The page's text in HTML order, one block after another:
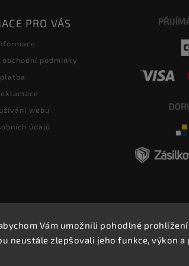
Vám umožnili pohodlné
neustále zlepšovali jeho funkce, výkon
PRO VÁS
obchodní podmínky
webu
údajů
Copyright 2026E-SHOP MILATA. Všechna
Upravit nastavení cookies